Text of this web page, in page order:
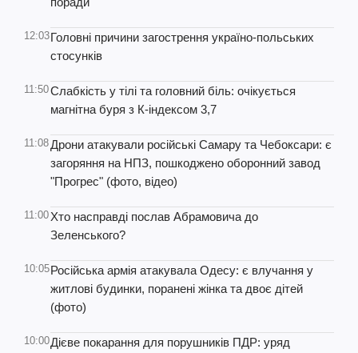
12:03Головні причини загострення україно-польських
стосунків
11:50Слабкість у тілі та головний біль: очікується
магнітна буря з К-індексом 3,7
11:08Дрони атакували російські Самару та Чебоксари: є
загоряння на НПЗ, пошкоджено оборонний завод
"Прогрес" (фото, відео)
11:00 Хто насправді послав Абрамовича до
Зеленського?
10:05Російська армія атакувала Одесу: є влучання у
житлові будинки, поранені жінка та двоє дітей
(фото)
10:00Дієве покарання для порушників ПДР: уряд